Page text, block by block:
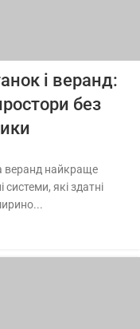
і веранд:
без
веранд найкраще
системи, які здатні